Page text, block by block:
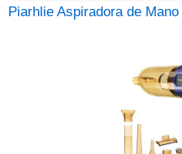
Piarhlie Aspiradora de Mano